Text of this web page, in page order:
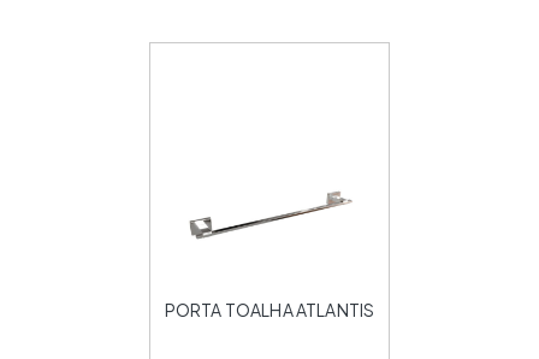
PORTA TOALHA ATLANTIS